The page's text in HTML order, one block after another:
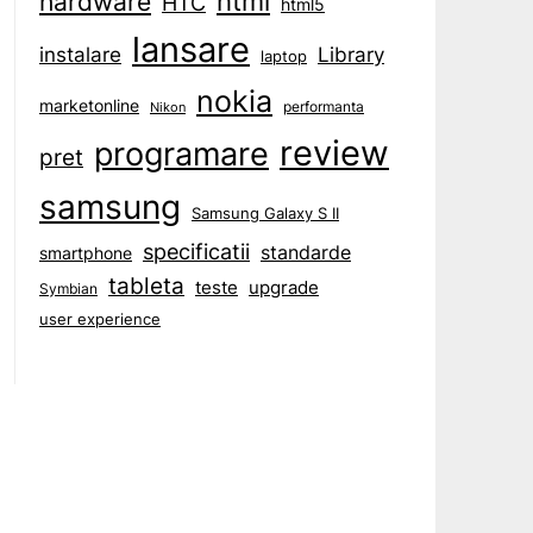
html5
instalare lansare laptop Library
marketonline Nikon nokia performanta
pret programare review
samsung Samsung Galaxy S II
smartphone specificatii standarde
Symbian tableta teste upgrade
user experience